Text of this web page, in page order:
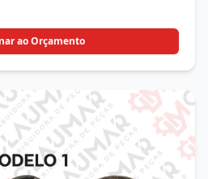
ao Orçamento